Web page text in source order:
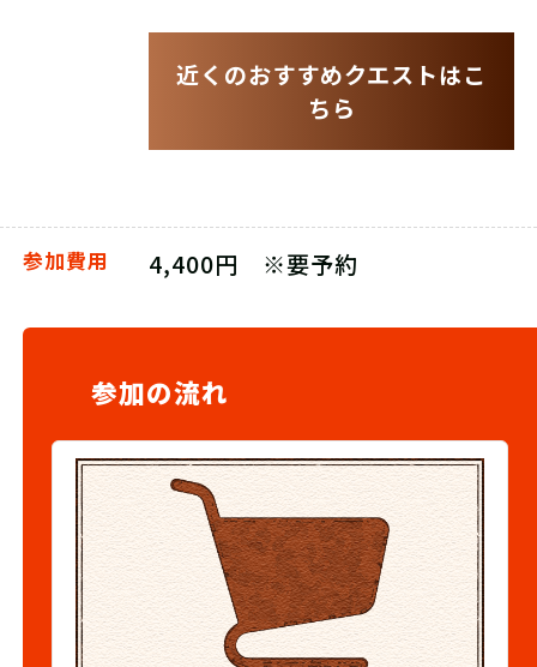
近くのおすすめクエストはこ
ちら
参加費用 4,400円 ※要予約
参加の流れ